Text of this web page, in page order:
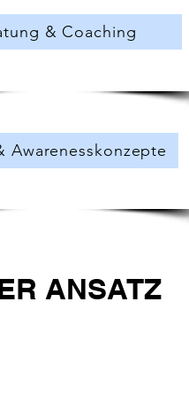
& Coaching
Awarenesskonzepte
ANSATZ